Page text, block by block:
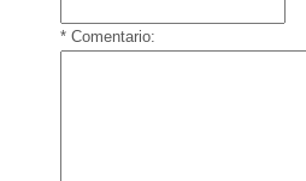
* Comentario: